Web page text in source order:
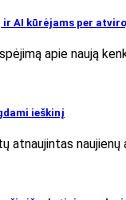
AI kūrėjams per
apie naują
ieškinį
atnaujintas